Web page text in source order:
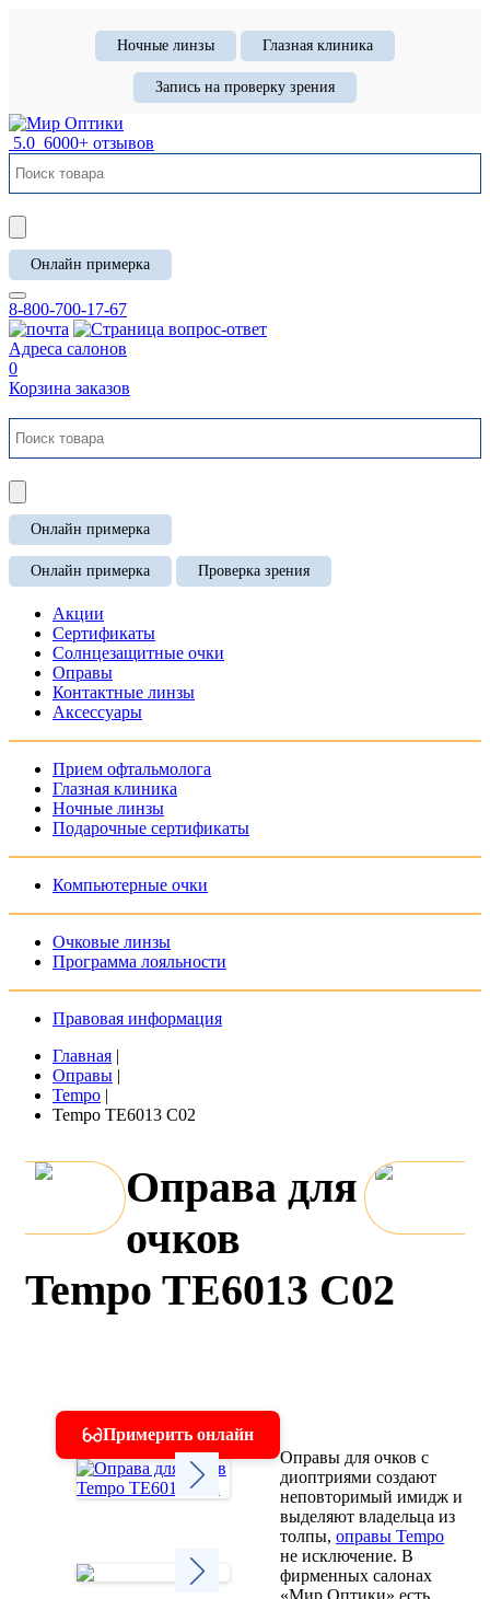
Ночные линзы Глазная клиника
Запись на проверку зрения
5.0 6000+ отзывов
Онлайн примерка
8-800-700-17-67
Адреса салонов
0
Корзина заказов
Онлайн примерка
Онлайн примерка Проверка зрения
Акции
Сертификаты
Солнцезащитные очки
Оправы
Контактные линзы
Аксессуары
Прием офтальмолога
Глазная клиника
Ночные линзы
Подарочные сертификаты
Компьютерные очки
Очковые линзы
Программа лояльности
Правовая информация
Главная |
Оправы |
Tempo |
Tempo TE6013 C02
Оправа для
очков
Tempo TE6013 C02
Примерить онлайн
Оправы для очков с
диоптриями создают
неповторимый имидж и
выделяют владельца из
толпы,оправы Tempo
не исключение. В
фирменных салонах